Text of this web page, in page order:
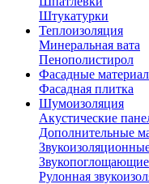
Штукатурки
Теплоизоляция
Минеральная вата
Пенополистирол
Фасадные
Фасадная плитка
Шумоизоляция
Акустические
Дополнительные
Рулонная